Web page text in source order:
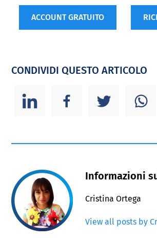
ACCOUNT GRATUITO
CONDIVIDI QUESTO ARTICOLO
Informazioni
Cristina Ortega
View all posts by